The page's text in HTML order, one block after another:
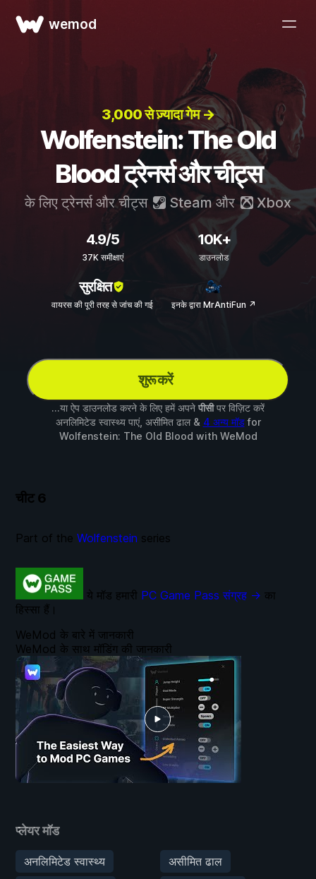
wemod
3,000 से ज़्यादा गेम →
Wolfenstein: The Old
Blood ट्रेनर्स और चीट्स
के लिए ट्रेनर्स और चीट्स Steamऔर Xbox
4.9/5
37K समीक्षाएं
10K+
डाउनलोड
सुरक्षित
वायरस की पूरी तरह से जांच की गई इनके द्वारा MrAntiFun ↗
शुरू करें
...या ऐप डाउनलोड करने के लिए हमें अपने पीसीपर विज़िट करें
अनलिमिटेड स्वास्थ्य पाएं, असीमित ढाल & 4 अन्य मॉडfor
Wolfenstein: The Old Blood with WeMod
चीट 6
प्लेयर मॉड
अनलिमिटेड स्वास्थ्य
असीमित ढाल
WeMod के बारे में जानकारी
WeMod के साथ मॉडिंग की जानकारी
ये मॉड हमारी PC Game Pass संग्रह → का
हिस्सा हैं।
Part of the Wolfenstein series